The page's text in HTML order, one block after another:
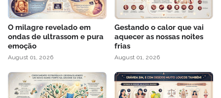
O milagre revelado em
ondas de ultrassom e pura
emoção
August 01, 2026
Gestando o calor que vai
aquecer as nossas noites
frias
August 01, 2026